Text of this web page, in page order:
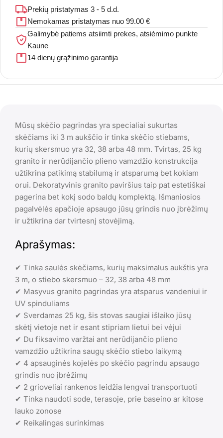
Prekių pristatymas 3 - 5 d.d.
Nemokamas pristatymas nuo 99.00 €
Galimybė patiems atsiimti prekes, atsiėmimo punkte
Kaune
14 dienų grąžinimo garantija
Mūsų skėčio pagrindas yra specialiai sukurtas
skėčiams iki 3 m aukščio ir tinka skėčio stiebams,
kurių skersmuo yra 32, 38 arba 48 mm. Tvirtas, 25 kg
granito ir nerūdijančio plieno vamzdžio konstrukcija
užtikrina patikimą stabilumą ir atsparumą bet kokiam
orui. Dekoratyvinis granito paviršius taip pat estetiškai
pagerina bet kokį sodo baldų komplektą. Išmaniosios
pagalvėlės apačioje apsaugo jūsų grindis nuo įbrėžimų
ir užtikrina dar tvirtesnį stovėjimą.
Aprašymas:
✔ Tinka saulės skėčiams, kurių maksimalus aukštis yra
3 m, o stiebo skersmuo – 32, 38 arba 48 mm
✔ Masyvus granito pagrindas yra atsparus vandeniui ir
UV spinduliams
✔ Sverdamas 25 kg, šis stovas saugiai išlaiko jūsų
skėtį vietoje net ir esant stipriam lietui bei vėjui
✔ Du fiksavimo varžtai ant nerūdijančio plieno
vamzdžio užtikrina saugų skėčio stiebo laikymą
✔ 4 apsauginės kojelės po skėčio pagrindu apsaugo
grindis nuo įbrėžimų
✔ 2 grioveliai rankenos leidžia lengvai transportuoti
✔ Tinka naudoti sode, terasoje, prie baseino ar kitose
lauko zonose
✔ Reikalingas surinkimas